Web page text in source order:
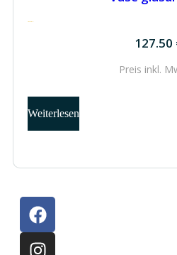
127.50 €
127.50
Preis inkl.
Weiterlesen